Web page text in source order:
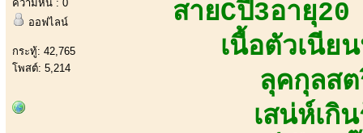
ความหื่น : 0
ออฟไลน์
กระทู้: 42,765
โพสต์: 5,214
สายCปี3อายุ
เนื้อตัวเนีย
ลุคกุลส
เสน่ห์เ